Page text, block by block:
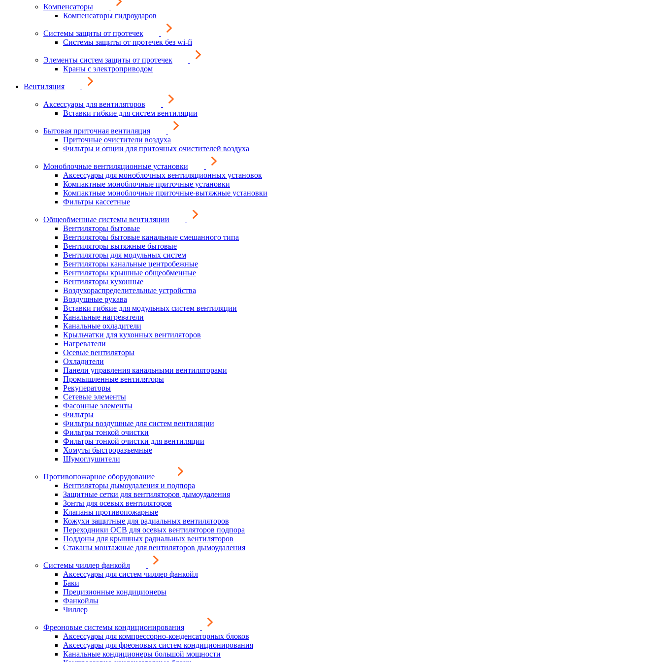
Компенсаторы
Компенсаторы гидроударов
Системы защиты от протечек
Системы защиты от протечек без wi-fi
Элементы систем защиты от протечек
Краны с электроприводом
Вентиляция
Аксессуары для вентиляторов
Вставки гибкие для систем вентиляции
Бытовая приточная вентиляция
Приточные очистители воздуха
Фильтры и опции для приточных очистителей воздуха
Моноблочные вентиляционные установки
Аксессуары для моноблочных вентиляционных установок
Компактные моноблочные приточные установки
Компактные моноблочные приточные-вытяжные установки
Фильтры кассетные
Общеобменные системы вентиляции
Вентиляторы бытовые
Вентиляторы бытовые канальные смешанного типа
Вентиляторы вытяжные бытовые
Вентиляторы для модульных систем
Вентиляторы канальные центробежные
Вентиляторы крышные общеобменные
Вентиляторы кухонные
Воздухораспределительные устройства
Воздушные рукава
Вставки гибкие для модульных систем вентиляции
Канальные нагреватели
Канальные охладители
Крыльчатки для кухонных вентиляторов
Нагреватели
Осевые вентиляторы
Охладители
Панели управления канальными вентиляторами
Промышленные вентиляторы
Рекуператоры
Сетевые элементы
Фасонные элементы
Фильтры
Фильтры воздушные для систем вентиляции
Фильтры тонкой очистки
Фильтры тонкой очистки для вентиляции
Хомуты быстроразъемные
Шумоглушители
Противопожарное оборудование
Вентиляторы дымоудаления и подпора
Защитные сетки для вентиляторов дымоудаления
Зонты для осевых вентиляторов
Клапаны противопожарные
Кожухи защитные для радиальных вентиляторов
Переходники ОСВ для осевых вентиляторов подпора
Поддоны для крышных радиальных вентиляторов
Стаканы монтажные для вентиляторов дымоудаления
Системы чиллер фанкойл
Аксессуары для систем чиллер фанкойл
Баки
Прецизионные кондиционеры
Фанкойлы
Чиллер
Фреоновые системы кондиционирования
Аксессуары для компрессорно-конденсаторных блоков
Аксессуары для фреоновых систем кондиционирования
Канальные кондиционеры большой мощности